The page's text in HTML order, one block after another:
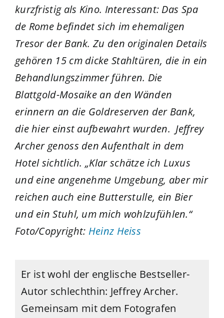
kurzfristig als Kino. Interessant: Das Spa
de Rome befindet sich im ehemaligen
Tresor der Bank. Zu den originalen Details
gehören 15 cm dicke Stahltüren, die in ein
Behandlungszimmer führen. Die
Blattgold-Mosaike an den Wänden
erinnern an die Goldreserven der Bank,
die hier einst aufbewahrt wurden. Jeffrey
Archer genoss den Aufenthalt in dem
Hotel sichtlich.„Klar schätze ich Luxus
und eine angenehme Umgebung, aber mir
reichen auch eine Butterstulle, ein Bier
und ein Stuhl, um mich wohlzufühlen.“
Foto/Copyright: Heinz Heiss
Er ist wohl der englische Bestseller-
Autor schlechthin: Jeffrey Archer.
Gemeinsam mit dem Fotografen